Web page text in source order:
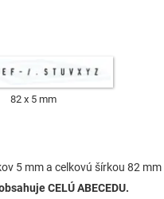
82 x 5 mm
5 mm a celkovú šírkou 82 mm
CELÚ ABECEDU.